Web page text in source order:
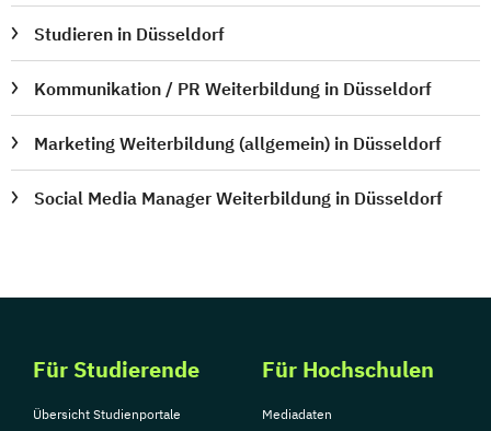
Studieren in Düsseldorf
Kommunikation / PR Weiterbildung in Düsseldorf
Marketing Weiterbildung (allgemein) in Düsseldorf
Social Media Manager Weiterbildung in Düsseldorf
Für Studierende
Übersicht Studienportale
Für Hochschulen
Mediadaten